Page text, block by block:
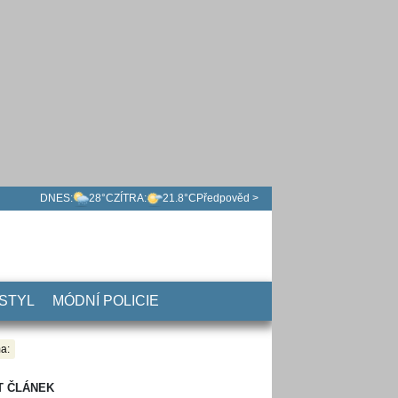
DNES: 28°CZÍTRA: 21.8°C Předpověd >
MÓDNÍ POLICIE
ČLÁNEK